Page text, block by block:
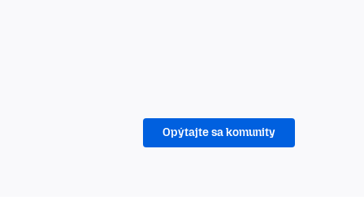
Opýtajte sa komunity